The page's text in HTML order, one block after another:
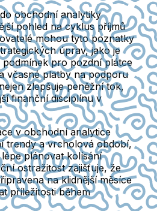
obchodní analytiky
pohled na cyklus příjmů
mohou tyto poznatky
úprav, jako je
pro pozdní plátce
včasné platby na podporu
zlepšuje peněžní tok,
finanční disciplínu v
v obchodní analytice
trendy a vrcholová období,
plánovat kolísání
ostražitost zajišťuje, že
na klidnější měsíce
příležitosti během